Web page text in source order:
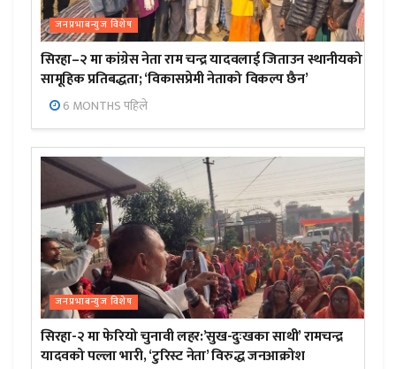
जनप्रभाबन्युज विशेष
सिरहा–२ मा कांग्रेस नेता राम चन्द्र यादवलाई जिताउन स्थानीयको
सामूहिक प्रतिबद्धता; ‘विकासप्रेमी नेताको विकल्प छैन’
6 MONTHS पहिले
जनप्रभाबन्युज विशेष
सिरहा-२ मा फेरियो चुनावी लहर:’सुख-दुःखका साथी’ रामचन्द्र
यादवको पल्ला भारी, ‘टुरिस्ट नेता’ विरुद्ध जनआक्रोश